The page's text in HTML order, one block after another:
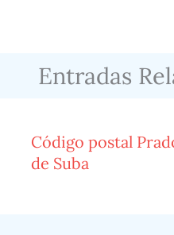
Entradas
Código postal
de Suba